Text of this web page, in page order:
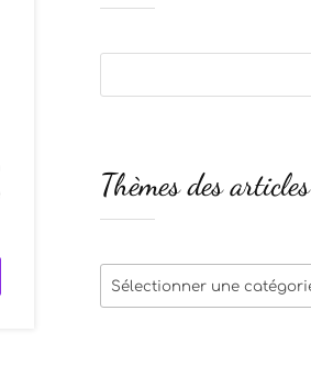
Thèmes des articles
Thèmes
des